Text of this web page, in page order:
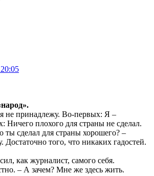
не принадлежу. Во-первых: Я –
Ничего плохого для страны не сделал.
ты сделал для страны хорошего? –
Достаточно того, что никаких гадостей.
как журналист, самого себя.
– А зачем? Мне же здесь жить.